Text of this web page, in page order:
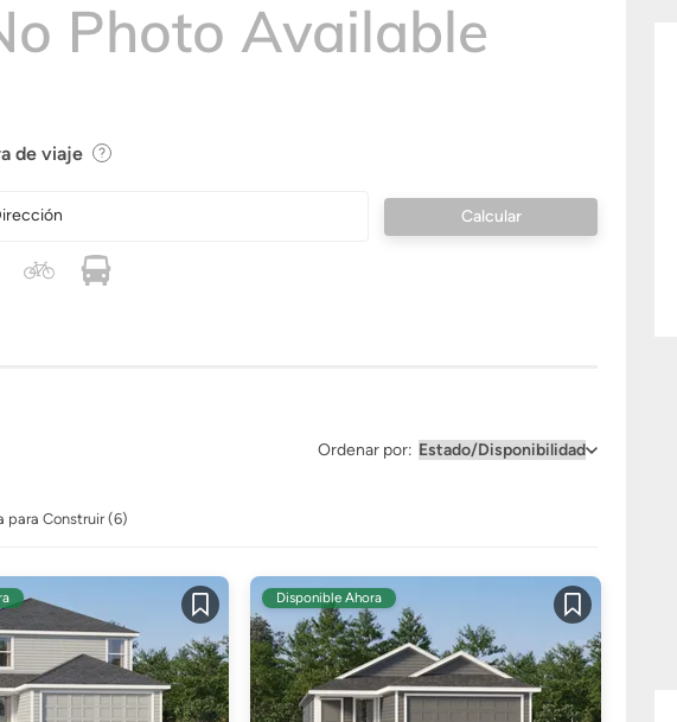
de viaje
Ordenar por:
para Construir (6)
Guardar Guardar
Disponible Ahora